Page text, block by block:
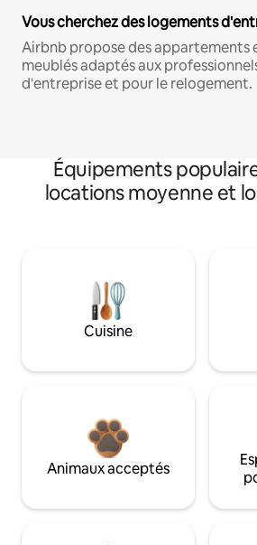
Vous cherchez des logements
Airbnb propose des appartements
meublés adaptés aux
d'entreprise et pour le relogement.
Équipements
locations moyenne et
Cuisine
Animaux acceptés